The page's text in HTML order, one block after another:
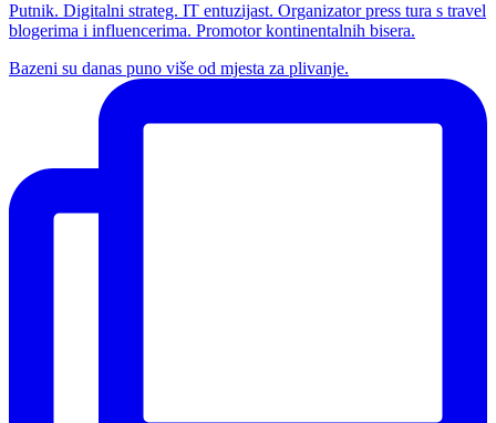
Putnik. Digitalni strateg. IT entuzijast. Organizator press tura s travel
blogerima i influencerima. Promotor kontinentalnih bisera.
Bazeni su danas puno više od mjesta za plivanje.